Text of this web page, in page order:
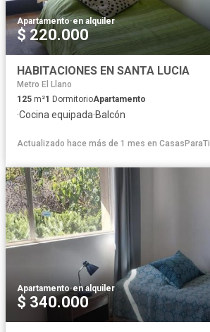
Apartamento·en alquiler
$ 220.000
HABITACIONES EN SANTA LUCIA
Metro El Llano
125 m²1 DormitorioApartamento
·Cocina equipada·Balcón
Actualizado hace más de 1 mes en CasasParaTi
Apartamento·en alquiler
$ 340.000